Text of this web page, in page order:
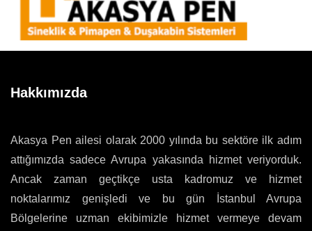
Hakkımızda
Akasya Pen ailesi olarak 2000 yılında bu sektöre ilk adım
attığımızda sadece Avrupa yakasında hizmet veriyorduk.
Ancak zaman geçtikçe usta kadromuz ve hizmet
noktalarımız genişledi ve bu gün İstanbul Avrupa
Bölgelerine uzman ekibimizle hizmet vermeye devam